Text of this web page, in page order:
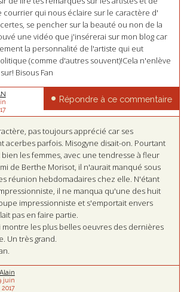
courrier qui nous éclaire sur le caractère d'
certes, se pencher sur la beauté ou non de la
une vidéo que j'insérerai sur mon blog car
la personnalité de l'artiste qui eut
(comme d'autres souvent)!Cela n'enlève
Bisous Fan
Répondre à ce commentaire
pas toujours apprécié car ses
acerbes parfois. Misogyne disait-on. Pourtant
les femmes, avec une tendresse à fleur
de Berthe Morisot, il n'aurait manqué sous
réunion hebdomadaires chez elle. N'étant
il ne manqua qu'une des huit
impressionniste et s'emportait envers
pas en faire partie.
montre les plus belles oeuvres des dernières
Un très grand.
Alain
juin
2017